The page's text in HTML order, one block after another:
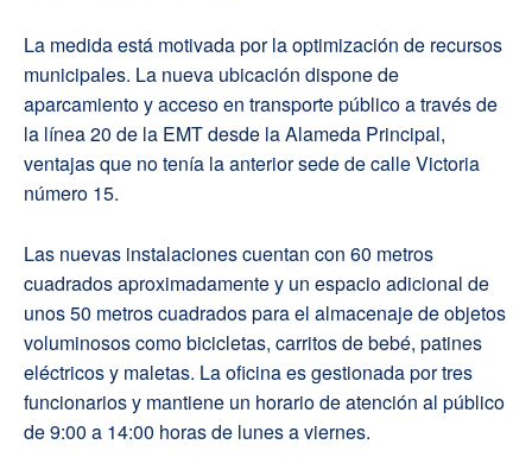
La medida está motivada por la optimización de recursos
municipales. La nueva ubicación dispone de
aparcamiento y acceso en transporte público a través de
la línea 20 de la EMT desde la Alameda Principal,
ventajas que no tenía la anterior sede de calle Victoria
número 15.
Las nuevas instalaciones cuentan con 60 metros
cuadrados aproximadamente y un espacio adicional de
unos 50 metros cuadrados para el almacenaje de objetos
voluminosos como bicicletas, carritos de bebé, patines
eléctricos y maletas. La oficina es gestionada por tres
funcionarios y mantiene un horario de atención al público
de 9:00 a 14:00 horas de lunes a viernes.